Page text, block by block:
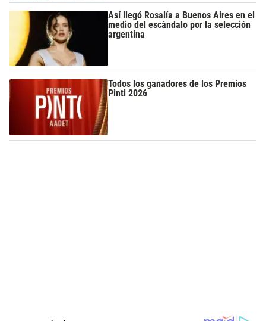
Así llegó Rosalía a Buenos Aires en el
medio del escándalo por la selección
argentina
Todos los ganadores de los Premios
Pinti 2026